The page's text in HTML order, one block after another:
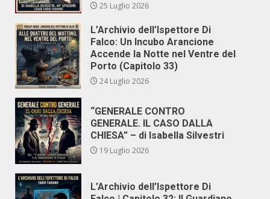
25 Luglio 2026
L’Archivio dell’Ispettore Di
Falco: Un Incubo Arancione
Accende la Notte nel Ventre del
Porto (Capitolo 33)
24 Luglio 2026
“GENERALE CONTRO
GENERALE. IL CASO DALLA
CHIESA” – di Isabella Silvestri
19 Luglio 2026
L’Archivio dell’Ispettore Di